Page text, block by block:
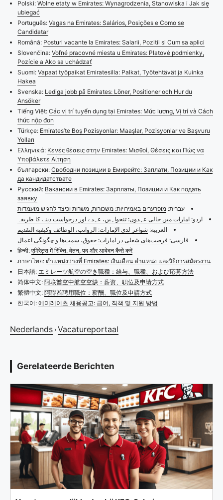
Polski: Wolne etaty w Emirates: Wynagrodzenia, Stanowiska i Jak się
ubiegać
Português: Vagas na Emirates: Salários, Posições e Como se
Candidatar
Română: Posturi vacante la Emirates: Salarii, Pozitii si Cum sa aplici
Slovenčina: Voľné pracovné miesta u Emirates: Platové podmienky,
Pozície a Ako sa uchádzať
Suomi: Vapaat työpaikat Emiratesilla: Palkat, Työtehtävät ja Kuinka
Hakea
Svenska: Lediga jobb på Emirates: Löner, Positioner och Hur du
Ansöker
Tiếng Việt: Các vị trí tuyển dụng tại Emirates: Mức lương, Vị trí và Cách
thức nộp đơn
Türkçe: Emirates’te Boş Pozisyonlar: Maaşlar, Pozisyonlar ve Başvuru
Yolları
Ελληνικά: Κενές θέσεις στην Emirates: Μισθοί, Θέσεις και Πώς να
Υποβάλετε Αίτηση
български: Свободни позиции в Емирейтс: Заплати, Позиции и Как
да кандидатствате
Русский: Вакансии в Emirates: Зарплаты, Позиции и Как подать
заявку
עברית: מופרערים באמירויות: משכורות, משרות וכיצד להגיש מועמדות
اردو: امارات میں خالی عہدوں: تنخواہیں، عہدے اور درخواست دینے کا طریقہ
العربية: شواغر لدى الإمارات: الرواتب، الوظائف وكيفية التقديم
فارسی: فرصت‌های شغلی در امارات: حقوق، سمت‌ها و چگونگی اعمال
हिन्दी: एमिरेट्स में रिक्ति: वेतन, पद और आवेदन कैसे करें
ภาษาไทย: ตำแหน่งว่างที่ Emirates: เงินเดือน ตำแหน่ง และวิธีการสมัครงาน
日本語: エミレーツ航空の空き職種：給与、職種、および応募方法
简体中文: 阿联酋空中航空空缺：薪资、职位及申请方式
繁體中文: 阿聯酋聘用職位：薪酬、職位及申請方式
한국어: 에미레이츠 채용공고: 급여, 직책 및 지원 방법
Nederlands › Vacatureportaal
Gerelateerde Berichten